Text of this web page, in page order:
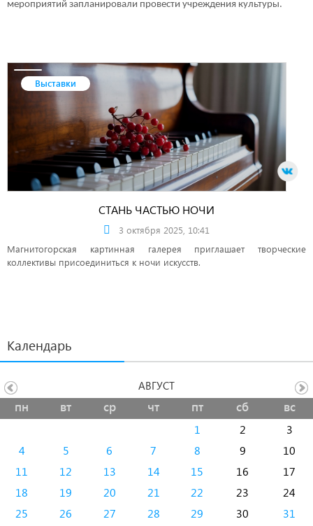
мероприятий запланировали провести учреждения культуры.
Выставки
СТАНЬ ЧАСТЬЮ НОЧИ
3 октября 2025, 10:41
Магнитогорская картинная галерея приглашает творческие
коллективы присоединиться к ночи искусств.
Календарь
пн вт ср чт пт сб вс
1 2
3
4
5 6 7 8 9
10
11
12 13 14 15 16
17
18
19 20 21 22 23
24
25
26 27 28 29 30 31
АВГУСТ